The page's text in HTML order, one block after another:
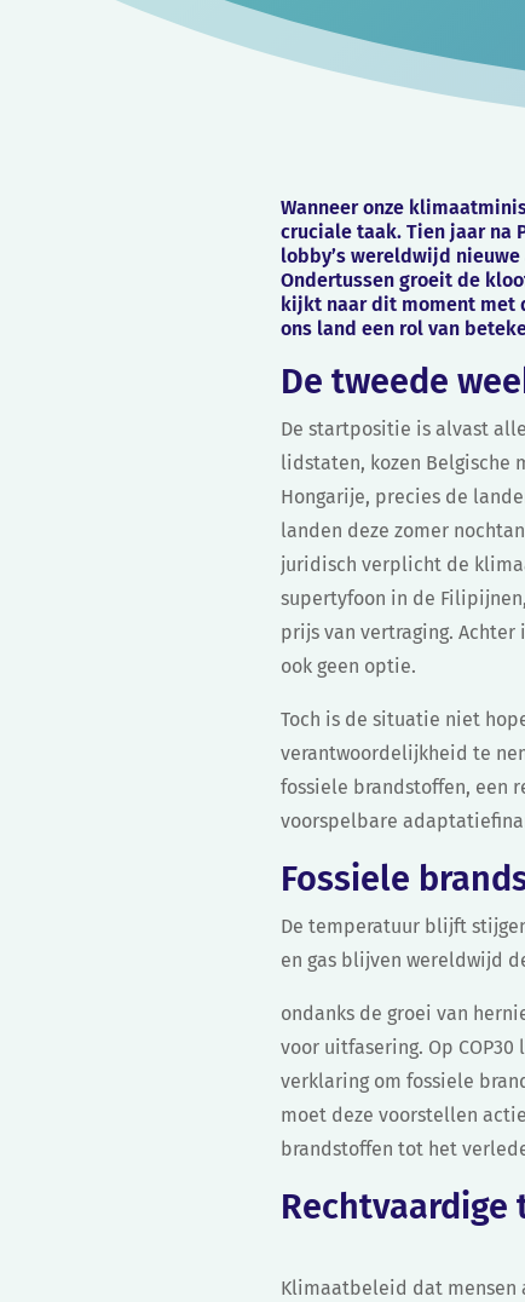
Wanneer onze
cruciale taak. Tien jaar na
lobby’s wereldwijd
Ondertussen groeit de
kijkt naar dit moment met
ons land een rol van
De tweede
De startpositie is alvast
lidstaten, kozen Belgische
Hongarije, precies de
landen deze zomer
juridisch verplicht de
supertyfoon in de
prijs van vertraging. Achter
ook geen optie.
Toch is de situatie niet
verantwoordelijkheid te
fossiele brandstoffen, een
voorspelbare
Fossiele
De temperatuur blijft
en gas blijven wereldwijd
ondanks de groei van
voor uitfasering. Op
verklaring om fossiele
moet deze voorstellen
brandstoffen tot het
Klimaatbeleid dat mensen